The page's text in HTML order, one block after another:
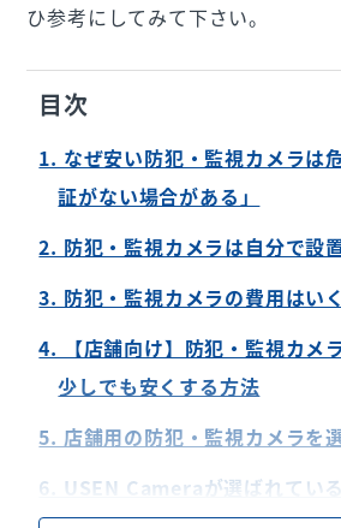
ひ参考にしてみて下さい。
目次
1. なぜ安い防犯・監視カメラは
証がない場合がある」
製品寿命が短い場合がある
2. 防犯・監視カメラは自分で設
プライバシー侵害になるケース
3. 防犯・監視カメラの費用はい
1万円以下のものもある
戸建てなどの家庭用なら3〜5万
4. 【店舗向け】防犯・監視カメ
少しでも安くする方法
ネットワークカメラを選ぶ
5. 店舗用の防犯・監視カメラを
セキュリティがしっかりしている
画質など機能面に注意する
6. USEN Cameraが選ばれてい